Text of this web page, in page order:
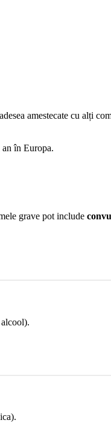
amestecate cu alți
în Europa.
grave pot include